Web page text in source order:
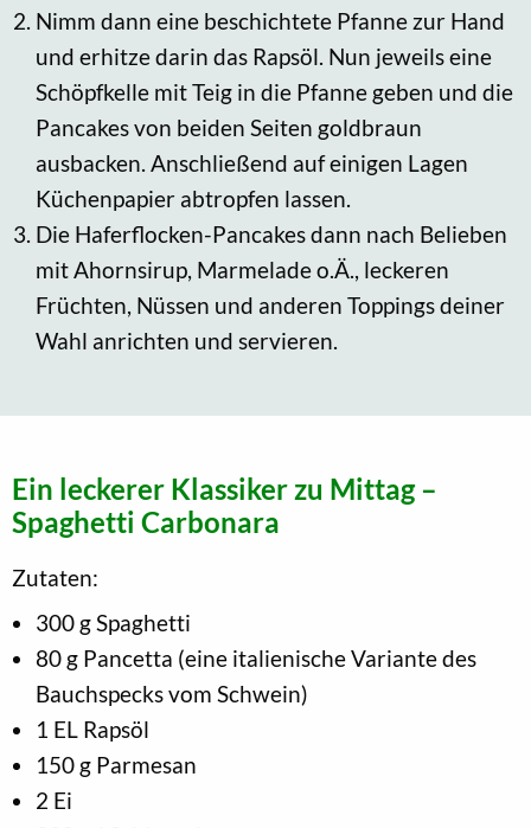
Nimm dann eine beschichtete Pfanne zur Hand
und erhitze darin das Rapsöl. Nun jeweils eine
Schöpfkelle mit Teig in die Pfanne geben und die
Pancakes von beiden Seiten goldbraun
ausbacken. Anschließend auf einigen Lagen
Küchenpapier abtropfen lassen.
Die Haferflocken-Pancakes dann nach Belieben
mit Ahornsirup, Marmelade o.Ä., leckeren
Früchten, Nüssen und anderen Toppings deiner
Wahl anrichten und servieren.
Ein leckerer Klassiker zu Mittag –
Spaghetti Carbonara
Zutaten:
300 g Spaghetti
80 g Pancetta (eine italienische Variante des
Bauchspecks vom Schwein)
1 EL Rapsöl
150 g Parmesan
2 Ei